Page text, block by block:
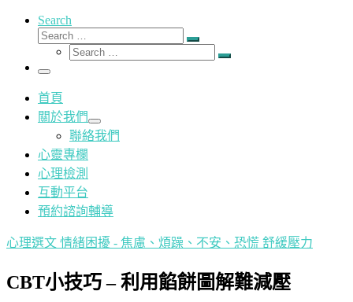
Search
Search
Search
Search
Search
Menu
首頁
關於我們
聯絡我們
心靈專欄
心理檢測
互動平台
預約諮詢輔導
心理選文 情緒困擾 - 焦慮、煩躁、不安、恐慌 舒緩壓力
CBT小技巧 – 利用餡餅圖解難減壓